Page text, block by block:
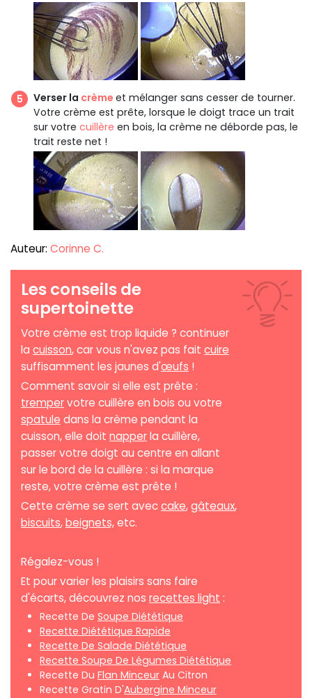
Verser la crème et mélanger sans cesser de tourner.
Votre crème est prête, lorsque le doigt trace un trait
sur votre cuillère en bois, la crème ne déborde pas, le
trait reste net !
Auteur: Corinne C.
Les conseils de
supertoinette
Votre crème est trop liquide ? continuer
la cuisson, car vous n'avez pas fait cuire
suffisamment les jaunes d'œufs !
Comment savoir si elle est prête :
trempervotre cuillère en bois ou votre
spatule dans la crème pendant la
cuisson, elle doit napperla cuillère,
passer votre doigt au centre en allant
sur le bord de la cuillère : si la marque
reste, votre crème est prête !
Cette crème se sert aveccake,gâteaux,
biscuits,beignets,etc.
Régalez-vous !
Et pour varier les plaisirs sans faire
d'écarts, découvrez nos recettes light :
Recette De Soupe Diététique
Recette Diététique Rapide
Recette De Salade Diététique
Recette Soupe De Légumes Diététique
Recette Du Flan Minceur Au Citron
Recette Gratin D'Aubergine Minceur